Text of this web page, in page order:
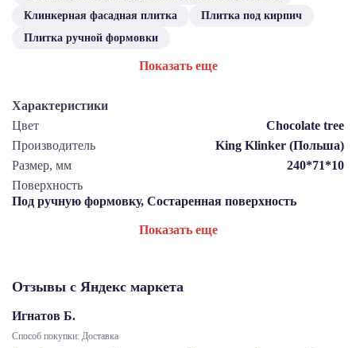
Клинкерная фасадная плитка
Плитка под кирпич
Плитка ручной формовки
Показать еще
Характеристики
Цвет
Chocolate tree
Производитель
King Klinker (Польша)
Размер, мм
240*71*10
Поверхность
Под ручную формовку, Состаренная поверхность
Показать еще
Отзывы с Яндекс маркета
Игнатов Б.
Способ покупки: Доставка